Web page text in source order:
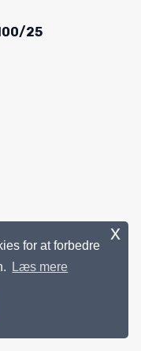
25
for at forbedre
Læs mere
x